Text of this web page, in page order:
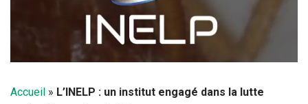
Accueil » L’INELP : un institut engagé dans la lutte